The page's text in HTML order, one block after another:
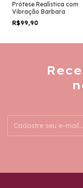
Prótese Realística com
Vibração Barbara
R$99,90